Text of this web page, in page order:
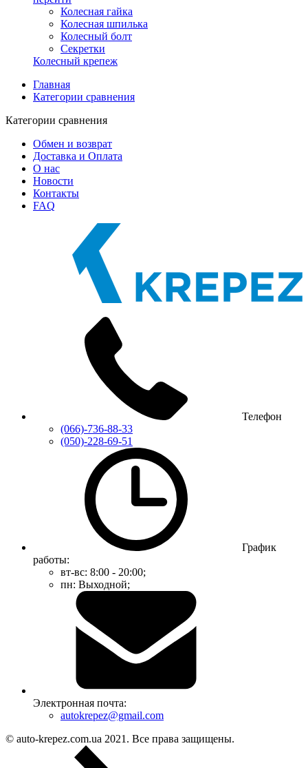
Колесная гайка
Колесная шпилька
Колесный болт
Секретки
Колесный крепеж
Главная
Категории сравнения
Категории сравнения
Обмен и возврат
Доставка и Оплата
О нас
Новости
Контакты
FAQ
Телефон
(066)-736-88-33
(050)-228-69-51
График
работы:
вт-вс: 8:00 - 20:00;
пн: Выходной;
Электронная почта:
autokrepez@gmail.com
© auto-krepez.com.ua 2021. Все права защищены.